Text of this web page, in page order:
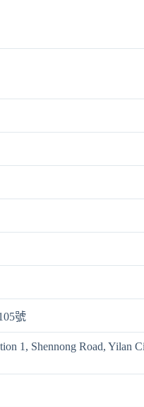
號
1, Shennong Road, Yilan